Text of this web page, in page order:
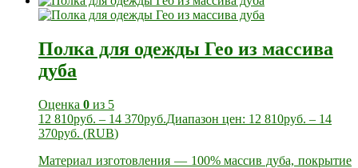
Полка для одежды Гео из массива
дуба
Оценка 0 из 5
12 810руб. – 14 370руб.Диапазон цен: 12 810руб. – 14
370руб. (RUB)
Материал изготовления — 100% массив дуба, покрытие